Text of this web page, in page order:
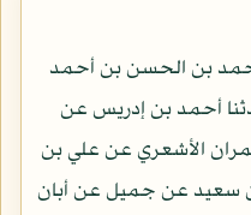
محمد بن الحسن بن أحمد
أحمد بن إدريس عن
الأشعري عن علي بن
سعيد عن جميل عن أبان